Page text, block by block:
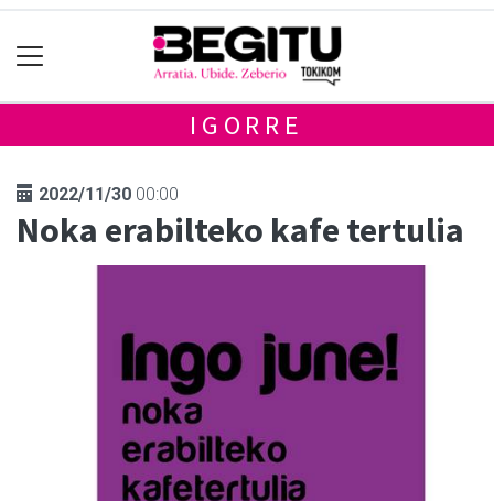
IGORRE
2022/11/30 00:00
Noka erabilteko kafe tertulia